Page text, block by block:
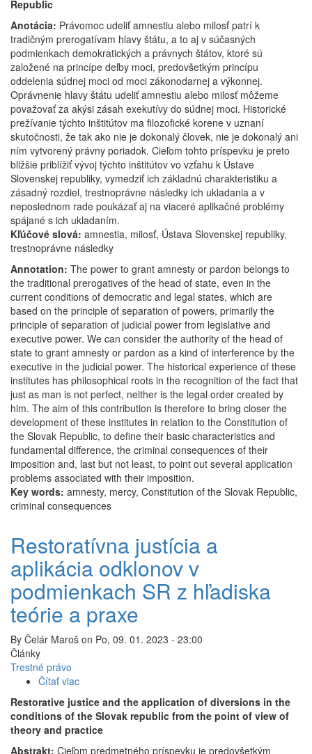
v
právnom
poriadku
Slovenskej
republiky
Republic
Anotácia: Právomoc udeliť amnestiu alebo milosť patrí k
tradičným prerogatívam hlavy štátu, a to aj v súčasných
podmienkach demokratických a právnych štátov, ktoré sú
založené na princípe deľby moci, predovšetkým princípu
oddelenia súdnej moci od moci zákonodarnej a výkonnej.
Oprávnenie hlavy štátu udeliť amnestiu alebo milosť môžeme
považovať za akýsi zásah exekutívy do súdnej moci. Historické
prežívanie týchto inštitútov ma filozofické korene v uznaní
skutočnosti, že tak ako nie je dokonalý človek, nie je dokonalý ani
ním vytvorený právny poriadok. Cieľom tohto príspevku je preto
bližšie priblížiť vývoj týchto inštitútov vo vzťahu k Ústave
Slovenskej republiky, vymedziť ich základnú charakteristiku a
zásadný rozdiel, trestnoprávne následky ich ukladania a v
neposlednom rade poukázať aj na viaceré aplikačné problémy
spájané s ich ukladaním.
Kľúčové slová: amnestia, milosť, Ústava Slovenskej republiky,
trestnoprávne následky
Annotation: The power to grant amnesty or pardon belongs to
the traditional prerogatives of the head of state, even in the
current conditions of democratic and legal states, which are
based on the principle of separation of powers, primarily the
principle of separation of judicial power from legislative and
executive power. We can consider the authority of the head of
state to grant amnesty or pardon as a kind of interference by the
executive in the judicial power. The historical experience of these
institutes has philosophical roots in the recognition of the fact that
just as man is not perfect, neither is the legal order created by
him. The aim of this contribution is therefore to bring closer the
development of these institutes in relation to the Constitution of
the Slovak Republic, to define their basic characteristics and
fundamental difference, the criminal consequences of their
imposition and, last but not least, to point out several application
problems associated with their imposition.
Key words: amnesty, mercy, Constitution of the Slovak Republic,
criminal consequences
Restoratívna justícia a
aplikácia odklonov v
podmienkach SR z hľadiska
teórie a praxe
By Čelár Maroš on Po, 09. 01. 2023 - 23:00
Články
Trestné právo
Čítať viac
Restoratívna
justícia
a
aplikácia
odklonov
Restorative justice and the application of diversions in the
conditions of the Slovak republic from the point of view of
theory and practice
Abstrakt: Cieľom predmetného príspevku je predovšetkým